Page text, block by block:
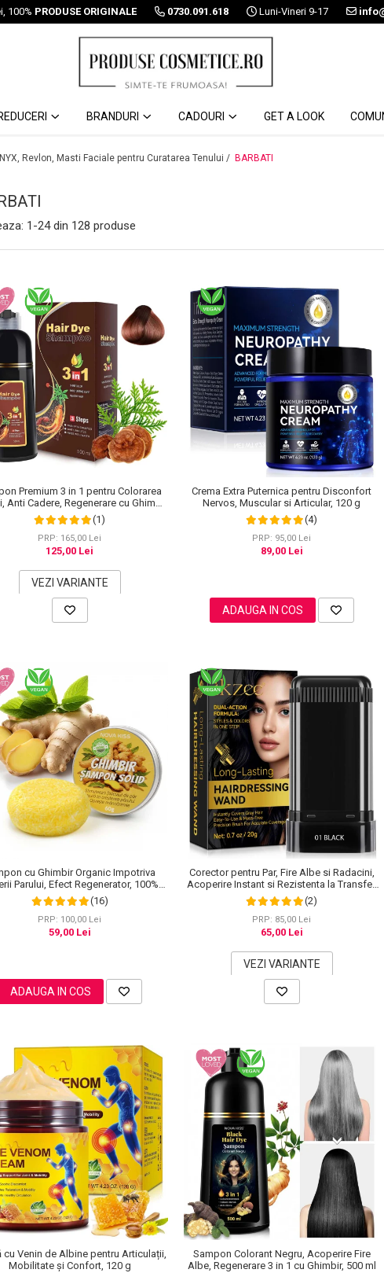
100% PRODUSE ORIGINALE 0730.091.618 Luni-Vineri 9-17
BRANDURI CADOURI GET A LOOK
Revlon, Masti Faciale pentru Curatarea Tenului / BARBATI
1-24din 128 produse
Premium 3 in 1 pentru Colorarea
Anti Cadere, Regenerare cu Ghimbir
500 ml, #3 Saten inchis (Dark
Brown)
(1)
PRP: 165,00 Lei
125,00 Lei
VEZI VARIANTE
Crema Extra Puternica pentru Disconfort
Nervos, Muscular si Articular, 120 g
(4)
PRP: 95,00 Lei
89,00 Lei
ADAUGA IN COS
cu Ghimbir Organic Impotriva
Parului, Efect Regenerator, 100%
Natural, NOVA KISS® 60 g
(16)
PRP: 100,00 Lei
59,00 Lei
ADAUGA IN COS
Corector pentru Par, Fire Albe si Radacini,
Acoperire Instant si Rezistenta la Transfer,
20 g
(2)
PRP: 85,00 Lei
65,00 Lei
VEZI VARIANTE
cu Venin de Albine pentru Articulații,
Mobilitate și Confort, 120 g
Sampon Colorant Negru, Acoperire Fire
Albe, Regenerare 3 in 1 cu Ghimbir, 500 ml